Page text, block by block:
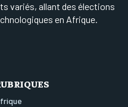
variés, allant des élections
en Afrique.